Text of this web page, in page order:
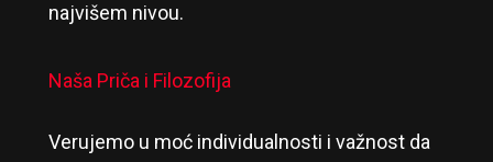
najvišem nivou.
Naša Priča i Filozofija
Verujemo u moć individualnosti i važnost da